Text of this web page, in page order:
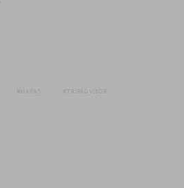
MAPAS TRIPADVISOR